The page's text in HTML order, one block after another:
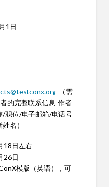
1日
（需
的完整联系信息-作者
/职位/电子邮箱/电话号
名）
18日左右
26日
模版（英语），可